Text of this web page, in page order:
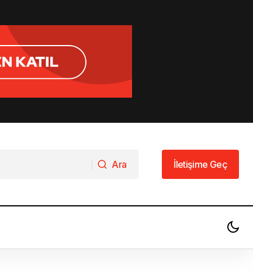
Ara
İletişime Geç
İletişime Geç